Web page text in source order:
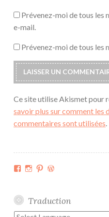
Prévenez-moi de tous les
e-mail.
Prévenez-moi de tous les
Ce site utilise Akismet pour
savoir plus sur comment les
commentaires sont utilisées
Facebook
Instagram
Pinterest
Traduction